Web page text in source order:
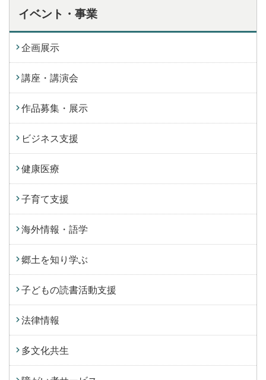
イベント・事業
企画展示
講座・講演会
作品募集・展示
ビジネス支援
健康医療
子育て支援
海外情報・語学
郷土を知り学ぶ
子どもの読書活動支援
法律情報
多文化共生